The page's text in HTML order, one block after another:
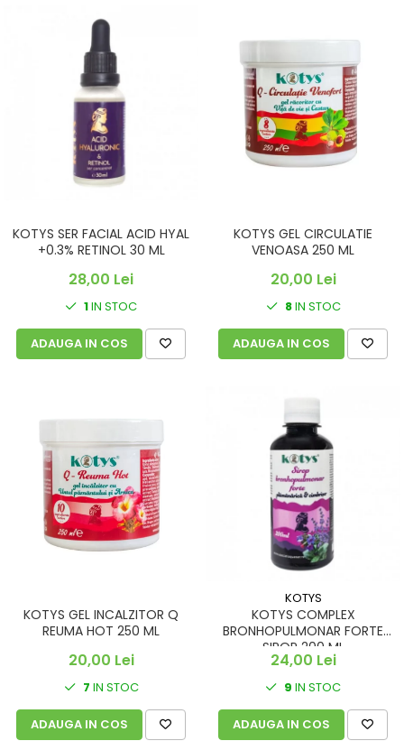
KOTYS SER FACIAL ACID HYAL
+0.3% RETINOL 30 ML
28,00 Lei
1IN STOC
ADAUGA IN COS
KOTYS GEL CIRCULATIE
VENOASA 250 ML
20,00 Lei
8IN STOC
ADAUGA IN COS
KOTYS GEL INCALZITOR Q
REUMA HOT 250 ML
20,00 Lei
7 IN STOC
ADAUGA IN COS
KOTYS
KOTYS COMPLEX
BRONHOPULMONAR FORTE
SIROP 200 ML
24,00 Lei
9 IN STOC
ADAUGA IN COS